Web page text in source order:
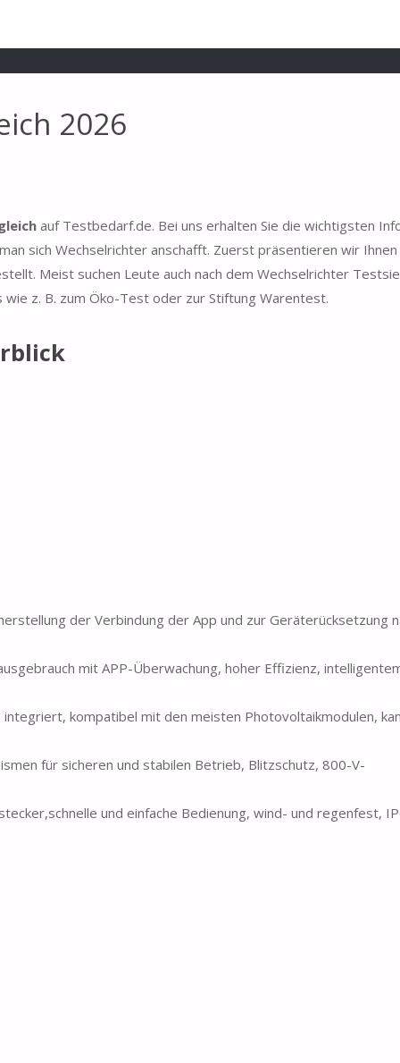
2026
auf Testbedarf.de. Bei uns erhalten Sie die wichtigsten
sich Wechselrichter anschafft. Zuerst präsentieren wir
Meist suchen Leute auch nach dem Wechselrichter
z. B. zum Öko-Test oder zur Stiftung Warentest.
der Verbindung der App und zur Geräterücksetzung
mit APP-Überwachung, hoher Effizienz,
kompatibel mit den meisten Photovoltaikmodulen,
für sicheren und stabilen Betrieb, Blitzschutz, 800-V-
und einfache Bedienung, wind- und regenfest,